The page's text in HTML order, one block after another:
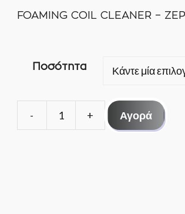
FOAMING COIL CLEANER – ZEP
Ποσότητα
FOAMING
Αγορά